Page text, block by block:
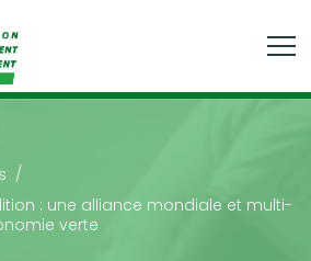
: une alliance mondiale et multi-
verte